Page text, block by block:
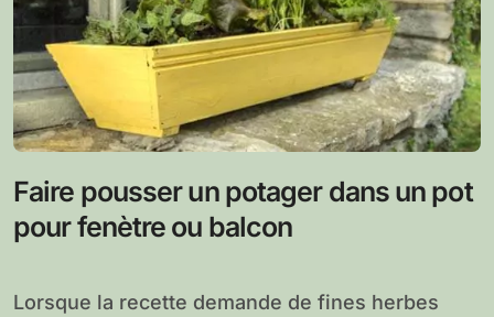
Faire pousser un potager dans un pot
pour fenètre ou balcon
Lorsque la recette demande de fines herbes